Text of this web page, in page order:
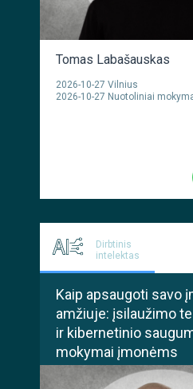
Tomas Labašauskas
2026-10-27 Vilnius
2026-10-27 Nuotoliniai
Dirbtinis
intelektas
Kaip apsaugoti savo
amžiuje: įsilaužimo
ir kibernetinio
mokymai įmonėms